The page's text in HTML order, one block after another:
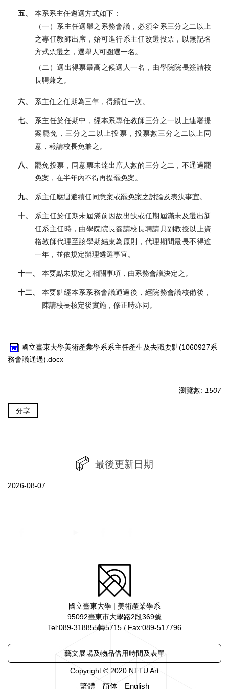
五、
本系系主任遴選方式如下：
（一）系主任選舉之系務會議，必須全系三分之二以上
之專任教師出席，始可進行系主任改選投票，以無記名
方式票選之，選舉人可圈選一名。
（二）選出得票最高之候選人一名，由學院院長簽請校
長聘兼之。
六、 系主任之任期為三年，得續任一次。
七、
系主任於任期中，經本系專任教師三分之一以上連署提
案罷免，三分之二以上投票，投票數三分之二以上同
意，報請校長免兼之。
八、
罷免投票，同意票未達出席人數的三分之二，不通過罷
免案，在半年內不得再提罷免案。
九、 系主任應迴避續任同意案或罷免案之討論及表決事宜。
十、
系主任於任期未屆滿前因故出缺或任期屆滿未及選出新
任系主任時，由學院院長簽請校長聘請具副教授以上資
格教師代理至該學期結束為原則，代理期間最長不得逾
一年，並依規定辦理遴選事宜。
十一、 本要點未規定之相關事項，由系務會議決定之。
十二、
本要點經本系系務會議通過後，經院務會議核備後，
陳請校長核定後實施，修正時亦同。
國立臺東大學美術產業學系系主任產生及去職要點(1060927系
務會議通過).docx
瀏覽數: 1507
分享
最後更新日期
2026-08-07
繁體 简体 English
:::
國立臺東大學 | 美術產業學系
95092臺東市大學路2段369號
Tel:089-318855轉5715 / Fax:089-517796
藝文展場及物品借用時間及表單
Copyright © 2020 NTTU Art